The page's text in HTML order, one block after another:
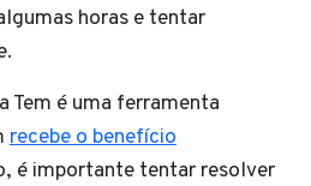
horas e tentar
Tem é uma ferramenta
recebe o benefício
é importante tentar resolver